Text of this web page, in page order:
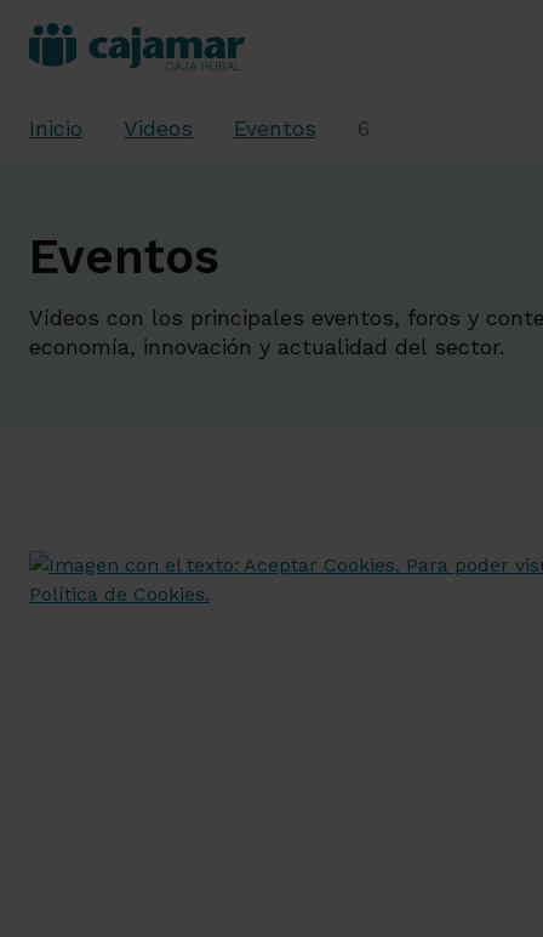
Inicio Videos Eventos 6
Eventos
Vídeos con los principales eventos, foros y
economía, innovación y actualidad del sector.